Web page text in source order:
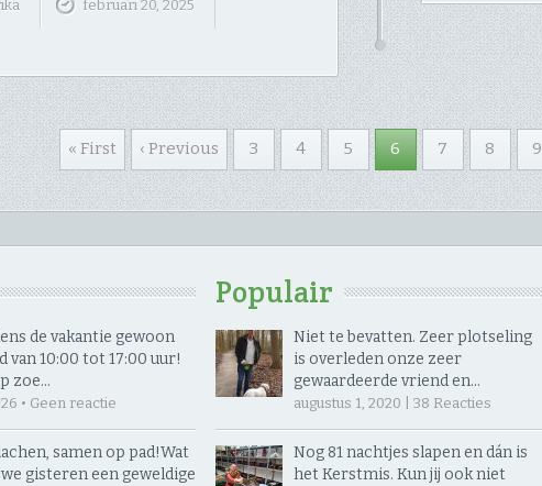
februari 20, 2025
« First ‹ Previous 3 4 5 6 7 8 9
de vakantie gewoon
van 10:00 tot 17:00 uur!
zoe…
• Geen reactie
samen op pad! ​Wat
gisteren een geweldige
Populair
Niet te bevatten. Zeer plotseling
is overleden onze zeer
gewaardeerde vriend en…
augustus 1, 2020 |38 Reacties
Nog 81 nachtjes slapen en dán is
het Kerstmis. Kun jij ook niet